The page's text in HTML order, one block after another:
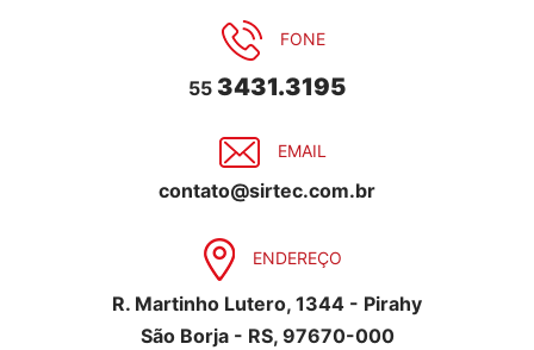
FONE
55 3431.3195
EMAIL
contato@sirtec.com.br
ENDEREÇO
R. Martinho Lutero, 1344 - Pirahy
São Borja - RS, 97670-000